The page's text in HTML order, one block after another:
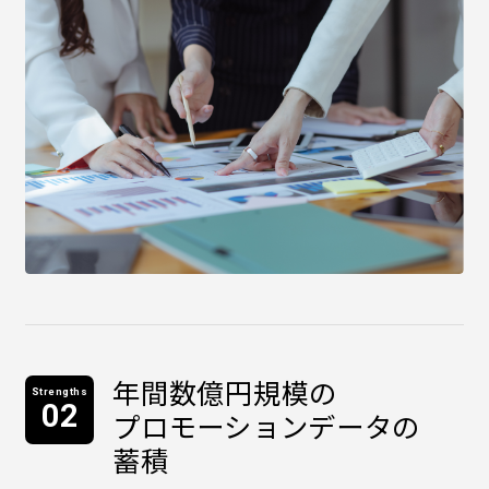
Strengths
02
年間数億円規模の
プロモーションデータの
蓄積